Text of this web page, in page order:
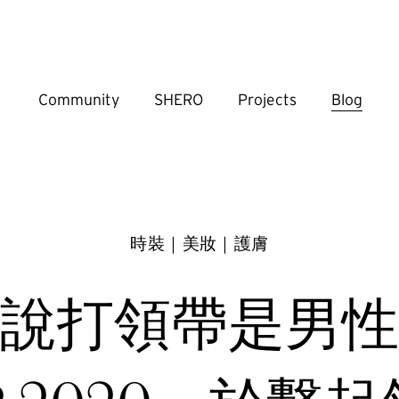
Community SHERO Projects Blog
打領帶是男
時裝｜美妝｜護膚